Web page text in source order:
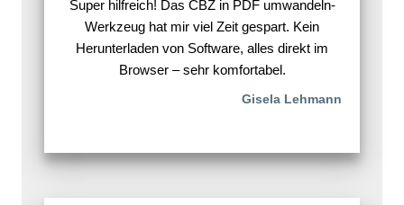
Super hilfreich! Das CBZ in PDF umwandeln-
Werkzeug hat mir viel Zeit gespart. Kein
Herunterladen von Software, alles direkt im
Browser – sehr komfortabel.
Gisela Lehmann